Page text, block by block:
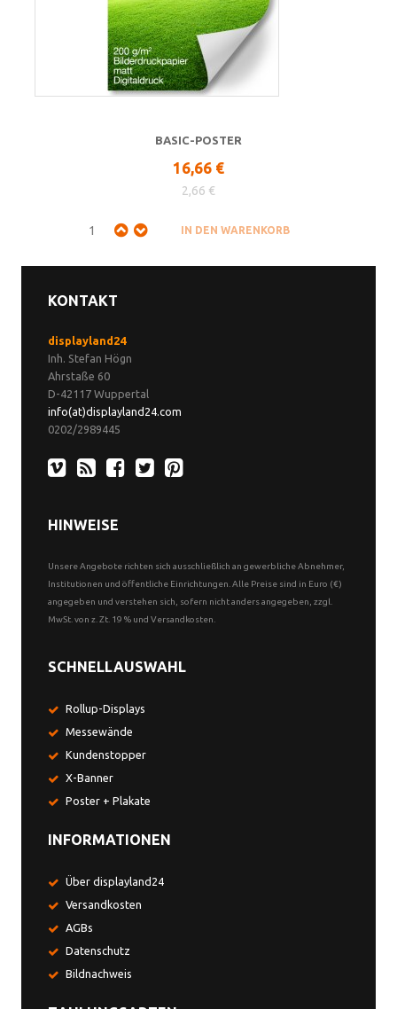
BASIC-POSTER
16,66 €
2,66 €
KONTAKT
displayland24
Inh. Stefan Högn
Ahrstaße 60
D-42117 Wuppertal
info(at)displayland24.com
0202/2989445
HINWEISE
Unsere Angebote richten sich ausschließlich an gewerbliche Abnehmer,
Institutionen und öffentliche Einrichtungen. Alle Preise sind in Euro (€)
angegeben und verstehen sich, sofern nicht anders angegeben, zzgl.
MwSt. von z. Zt. 19 % und Versandkosten.
SCHNELLAUSWAHL
Rollup-Displays
Messewände
Kundenstopper
X-Banner
Poster + Plakate
INFORMATIONEN
Über displayland24
Versandkosten
AGBs
Datenschutz
Bildnachweis